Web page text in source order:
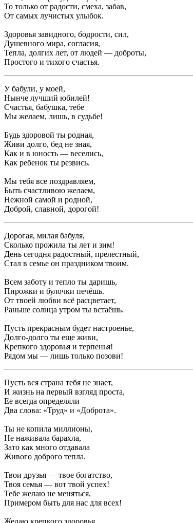
То только от радости, смеха, забав,
От самых лучистых улыбок.
Здоровья завидного, бодрости, сил,
Душевного мира, согласия,
Тепла, долгих лет, от людей — доброты,
Простого и тихого счастья.
У бабули, у моей,
Нынче лучший юбилей!
Счастья, бабушка, тебе
Мы желаем, лишь, в судьбе!
Будь здоровой ты родная,
Живи долго, бед не зная,
Как и в юность — веселись,
Как ребенок ты резвись.
Мы тебя все поздравляем,
Быть счастливою желаем,
Нежной самой и родной,
Доброй, славной, дорогой!
Дорогая, милая бабуля,
Сколько прожила ты лет и зим!
День сегодня радостный, прелестный,
Стал в семье он праздником твоим.
Всем заботу и тепло ты даришь,
Пирожки и булочки печёшь.
От твоей любви всё расцветает,
Раньше солнца утром ты встаёшь.
Пусть прекрасным будет настроенье,
Долго-долго ты еще живи,
Крепкого здоровья и терпенья!
Рядом мы — лишь только позови!
Пусть вся страна тебя не знает,
И жизнь на первый взгляд проста,
Ее всегда определяли
Два слова: «Труд» и «Доброта».
Ты не копила миллионы,
Не наживала барахла,
Зато как много отдавала
Живого доброго тепла.
Твои друзья — твое богатство,
Твоя семья — вот твой успех!
Тебе желаю не меняться,
Примером быть для нас для всех!
Желаю крепкого здоровья,